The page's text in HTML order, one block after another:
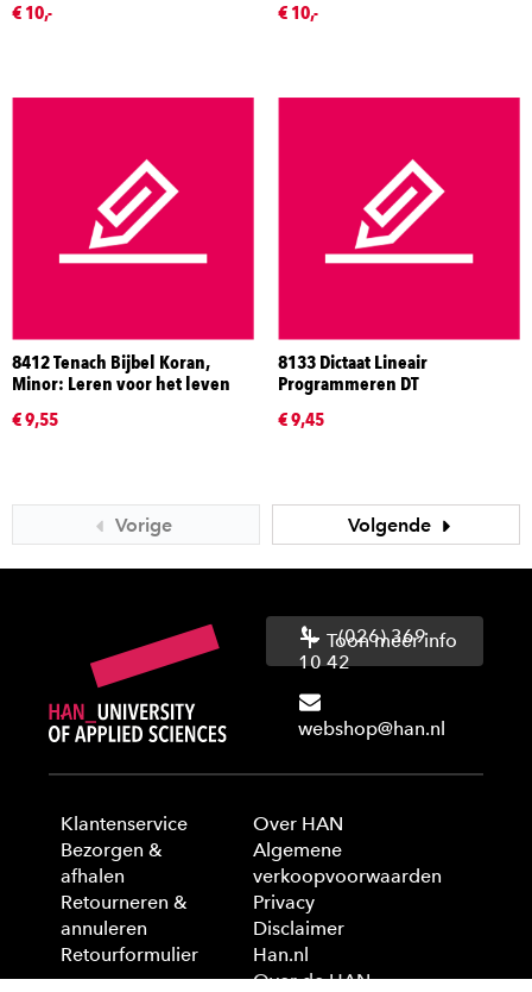
€ 10,-
€ 10,-
8412 Tenach Bijbel Koran,
Minor: Leren voor het leven
€ 9,55
8133 Dictaat Lineair
Programmeren DT
€ 9,45
Vorige Volgende
(026) 369
10 42
webshop@han.nl
Toon meer info
Klantenservice
Bezorgen &
afhalen
Retourneren &
annuleren
Retourformulier
Over HAN
Algemene
verkoopvoorwaarden
Privacy
Disclaimer
Han.nl
Over de HAN